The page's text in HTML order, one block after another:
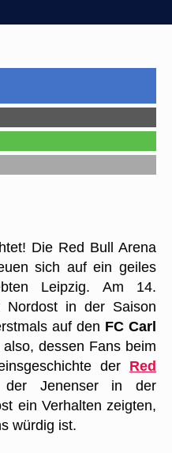
Die Red Bull Arena
sich auf ein geiles
Leipzig. Am 14.
Nordost in der Saison
auf den FC Carl
dessen Fans beim
der Red
Jenenser in der
ein Verhalten zeigten,
würdig ist.